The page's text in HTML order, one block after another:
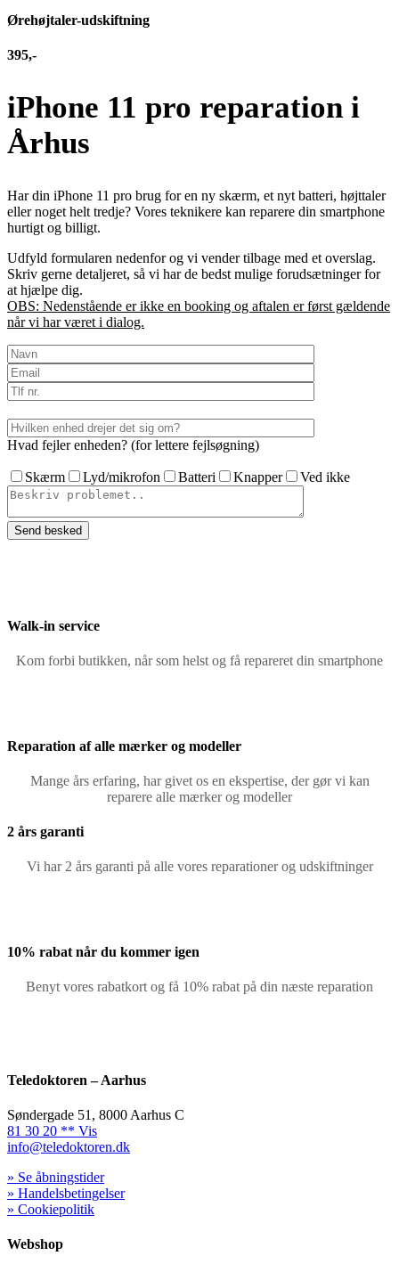
Ørehøjtaler-udskiftning
395,-
iPhone 11 pro reparation i
Århus
Har din iPhone 11 pro brug for en ny skærm, et nyt batteri, højttaler
eller noget helt tredje? Vores teknikere kan reparere din smartphone
hurtigt og billigt.
Udfyld formularen nedenfor og vi vender tilbage med et overslag.
Skriv gerne detaljeret, så vi har de bedst mulige forudsætninger for
at hjælpe dig.
OBS: Nedenstående er ikke en booking og aftalen er først gældende
når vi har været i dialog.
Hvad fejler enheden? (for lettere fejlsøgning)
Skærm Lyd/mikrofon Batteri Knapper Ved ikke
Walk-in service
Kom forbi butikken, når som helst og få repareret din smartphone
Reparation af alle mærker og modeller
Mange års erfaring, har givet os en ekspertise, der gør vi kan
reparere alle mærker og modeller
2 års garanti
Vi har 2 års garanti på alle vores reparationer og udskiftninger
10% rabat når du kommer igen
Benyt vores rabatkort og få 10% rabat på din næste reparation
Teledoktoren – Aarhus
Søndergade 51, 8000 Aarhus C
81 30 20 ** Vis
info@teledoktoren.dk
» Se åbningstider
» Handelsbetingelser
» Cookiepolitik
Webshop